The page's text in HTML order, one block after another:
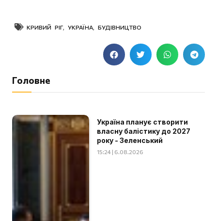
КРИВИЙ РІГ УКРАЇНА БУДІВНИЦТВО
Головне
Україна планує створити
власну балістику до 2027
року - Зеленський
15:24 | 6.08.2026